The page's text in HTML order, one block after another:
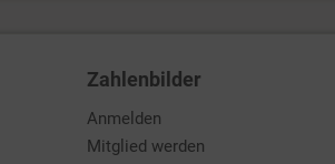
Zahlenbilder
Anmelden
Mitglied werden